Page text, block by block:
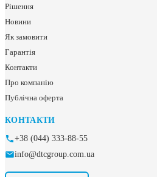
Рішення
Новини
Як замовити
Гарантія
Контакти
Про компанію
Публічна оферта
КОНТАКТИ
+38 (044) 333-88-55
info@dtcgroup.com.ua